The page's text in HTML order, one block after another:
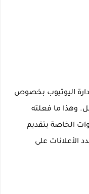
اليوتيوب بخصوص
وهذا ما فعلته
الخاصة بتقديم
الأعلانات على